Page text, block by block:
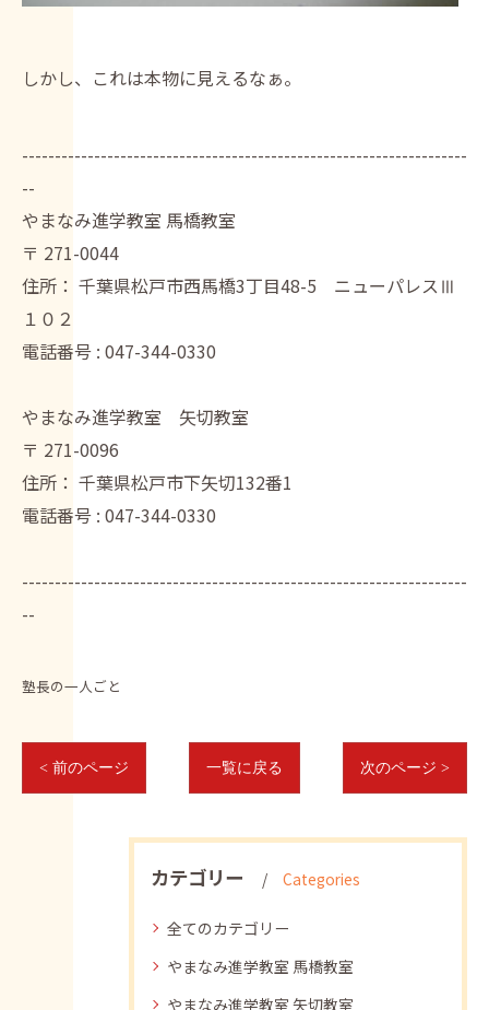
しかし、これは本物に見えるなぁ。
--------------------------------------------------------------------
--
やまなみ進学教室 馬橋教室
〒 271-0044
住所： 千葉県松戸市西馬橋3丁目48-5 ニューパレスⅢ
１０２
電話番号 : 047-344-0330
やまなみ進学教室 矢切教室
〒 271-0096
住所： 千葉県松戸市下矢切132番1
電話番号 : 047-344-0330
--------------------------------------------------------------------
--
塾長の一人ごと
< 前のページ 一覧に戻る 次のページ >
カテゴリー Categories
全てのカテゴリー
やまなみ進学教室 馬橋教室
やまなみ進学教室 矢切教室